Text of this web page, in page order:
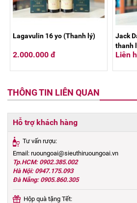
Lagavulin 16 yo (Thanh lý)
2.000.000 đ
Jack
thanh
Liên
THÔNG TIN LIÊN QUAN
Hỗ trợ khách hàng
Tư vấn rượu:
Email: ruoungoai@sieuthiruoungoai.vn
Tp.HCM: 0902.385.002
Hà Nội: 0947.175.093
Đà Nẵng: 0905.860.305
Hộp quà tặng Tết: